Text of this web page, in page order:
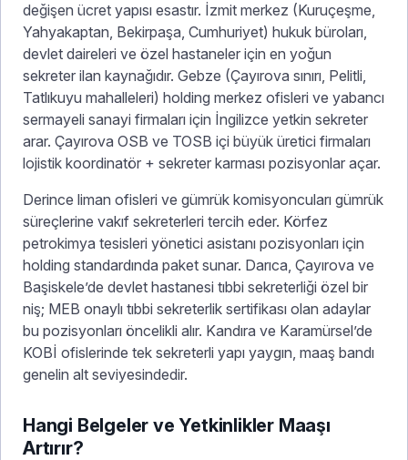
değişen ücret yapısı esastır. İzmit merkez (Kuruçeşme,
Yahyakaptan, Bekirpaşa, Cumhuriyet) hukuk büroları,
devlet daireleri ve özel hastaneler için en yoğun
sekreter ilan kaynağıdır. Gebze (Çayırova sınırı, Pelitli,
Tatlıkuyu mahalleleri) holding merkez ofisleri ve yabancı
sermayeli sanayi firmaları için İngilizce yetkin sekreter
arar. Çayırova OSB ve TOSB içi büyük üretici firmaları
lojistik koordinatör + sekreter karması pozisyonlar açar.
Derince liman ofisleri ve gümrük komisyoncuları gümrük
süreçlerine vakıf sekreterleri tercih eder. Körfez
petrokimya tesisleri yönetici asistanı pozisyonları için
holding standardında paket sunar. Darıca, Çayırova ve
Başiskele’de devlet hastanesi tıbbi sekreterliği özel bir
niş; MEB onaylı tıbbi sekreterlik sertifikası olan adaylar
bu pozisyonları öncelikli alır. Kandıra ve Karamürsel’de
KOBİ ofislerinde tek sekreterli yapı yaygın, maaş bandı
genelin alt seviyesindedir.
Hangi Belgeler ve Yetkinlikler Maaşı
Artırır?